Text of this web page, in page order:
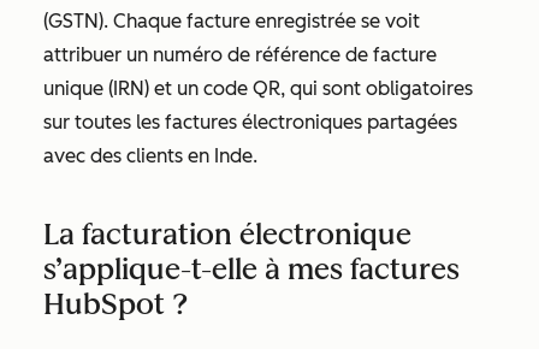
(GSTN). Chaque facture enregistrée se voit
attribuer un numéro de référence de facture
unique (IRN) et un code QR, qui sont obligatoires
sur toutes les factures électroniques partagées
avec des clients en Inde.
La facturation électronique
s’applique-t-elle à mes factures
HubSpot ?